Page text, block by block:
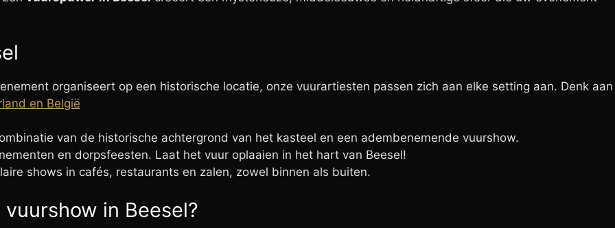
organiseert op een historische locatie, onze vuurartiesten passen zich aan elke setting aan. Denk aan
en België
van de historische achtergrond van het kasteel en een adembenemende vuurshow.
en dorpsfeesten. Laat het vuur oplaaien in het hart van Beesel!
shows in cafés, restaurants en zalen, zowel binnen als buiten.
in Beesel?